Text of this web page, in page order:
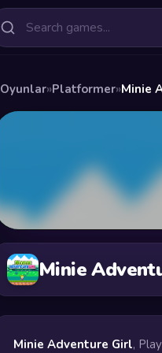
Oyunlar»Platformer»Minie
Minie
Minie Adventure Girl,